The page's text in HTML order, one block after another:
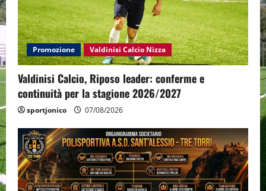
Promozione Valdinisi Calcio Nizza
Valdinisi Calcio, Riposo leader: conferme e
continuità per la stagione 2026/2027
sportjonico 07/08/2026